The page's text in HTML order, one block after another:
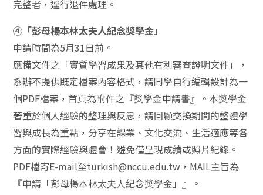
完整者，逕行退件處理。
④「彭母楊本林太夫人紀念獎學金」
申請時間為5月31日前。
應備文件之「實質學習成果及其他有利審查證明文件」，
系辦不提供既定檔案內容格式，請同學自行編輯設計為一
個PDF檔案，首頁為附件之『獎學金申請書』。本獎學金
著重於個人經驗的整理與反思，請回顧交換期間的整體學
習與成長為重點，分享在課業、文化交流、生活適應等各
方面的實際經驗與體會！避免僅呈現成績或照片紀錄。
PDF檔寄E-mail至turkish@nccu.edu.tw，MAIL主旨為
『申請「彭母楊本林太夫人紀念獎學金」』。